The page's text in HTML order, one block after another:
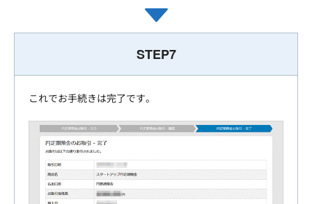
STEP7
これでお手続きは完了です。